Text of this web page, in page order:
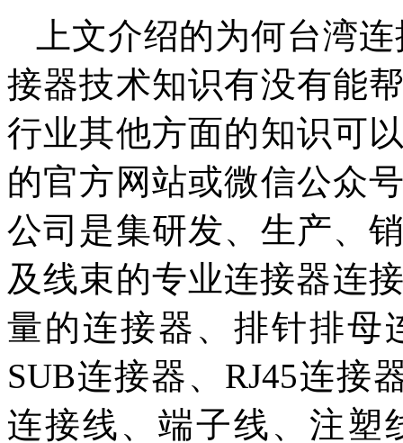
上文介绍的为何台湾
接器技术知识有没有能
行业其他方面的知识可
的官方网站或微信公众
公司是集研发、生产、
及线束的专业连接器连
量的连接器、排针排母
SUB连接器、RJ45连接
连接线、端子线、注塑